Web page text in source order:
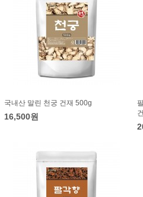
국내산 말린 천궁 건재 500g
16,500원